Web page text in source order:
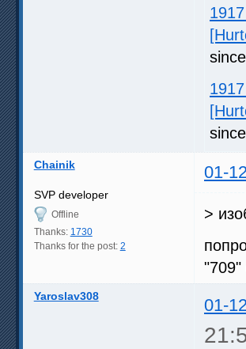
Chainik 01-
SVP developer
Offline
Thanks: 1730
Thanks for the post: 2
>
"709"
Yaroslav308 01-